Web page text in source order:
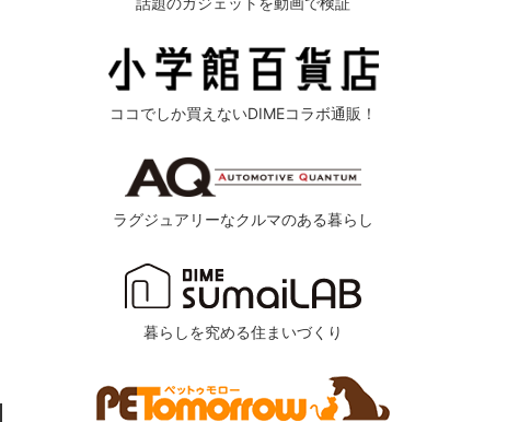
ココでしか買えないDIMEコラボ通販！
ラグジュアリーなクルマのある暮らし
暮らしを究める住まいづくり